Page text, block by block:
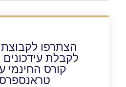
הצתרפו
לקבלת עידכונים
קורס החינמי